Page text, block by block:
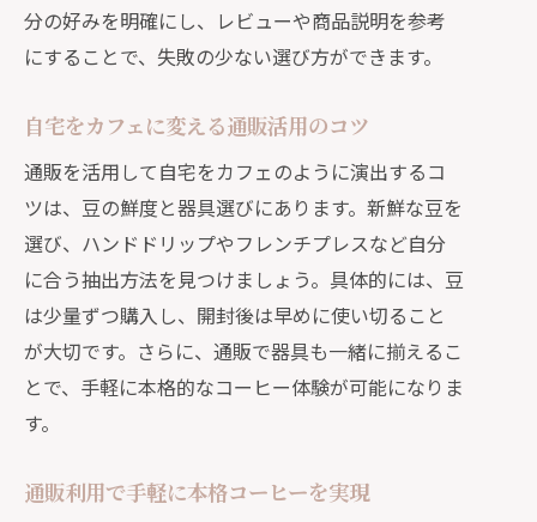
通販で手に入る厳選スペシャルティ豆
の魅力
選び方
通販活用でスペシャルティに挑戦しよ
う
コスパ重視派も納得の通販コーヒー活用術
コーヒー豆通販コスパ重視の選び方解
説
通販で賢くコーヒーを選ぶ節約術
安い通販コーヒーでも味を妥協しない
通販の定期便でコスパを最大限に活か
分の好みを明確にし、レビューや商品説明を参考
にすることで、失敗の少ない選び方ができます。
自宅をカフェに変える通販活用のコツ
通販を活用して自宅をカフェのように演出するコ
ツは、豆の鮮度と器具選びにあります。新鮮な豆を
選び、ハンドドリップやフレンチプレスなど自分
に合う抽出方法を見つけましょう。具体的には、豆
は少量ずつ購入し、開封後は早めに使い切ること
が大切です。さらに、通販で器具も一緒に揃えるこ
とで、手軽に本格的なコーヒー体験が可能になりま
す。
通販利用で手軽に本格コーヒーを実現